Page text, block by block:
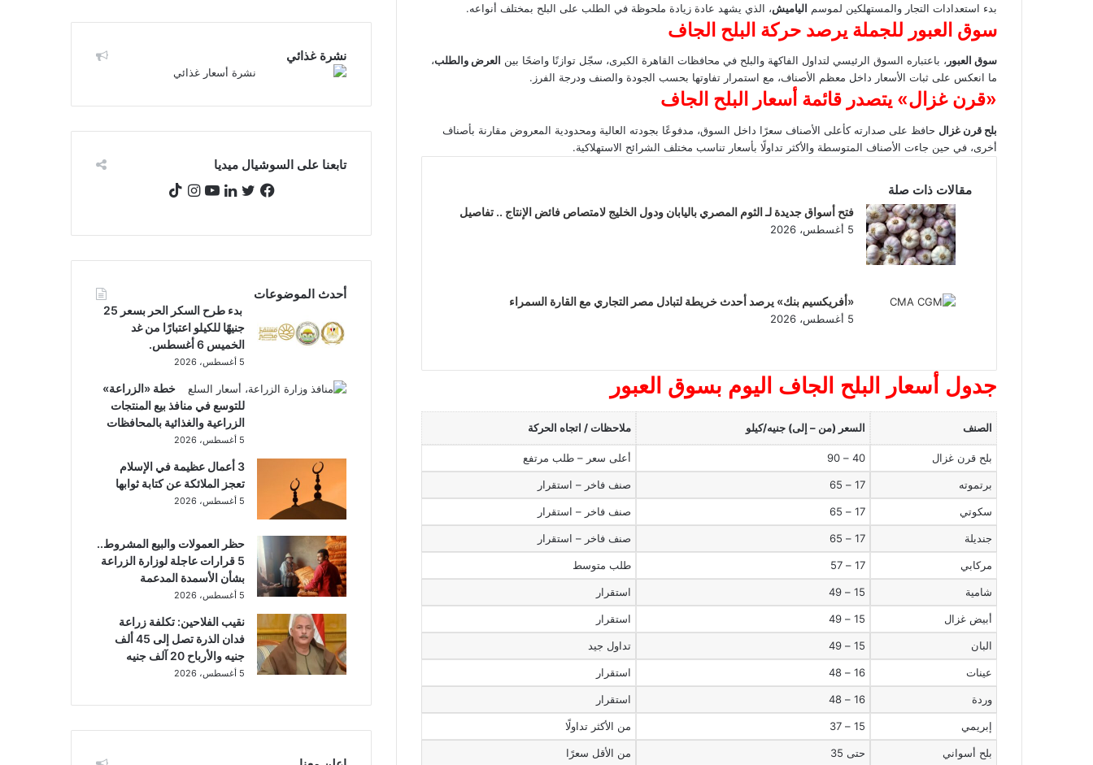
بدء استعدادات التجار والمستهلكين لموسم الياميش، الذي يشهد عادة زيادة ملحوظة في الطلب على البلح بمختلف أنواعه.
سوق العبور للجملة يرصد حركة البلح الجاف
سوق العبور ، باعتباره السوق الرئيسي لتداول الفاكهة والبلح في محافظات القاهرة الكبرى، سجّل توازنًا واضحًا بين العرض والطلب،
ما انعكس على ثبات الأسعار داخل معظم الأصناف، مع استمرار تفاوتها بحسب الجودة والصنف ودرجة الفرز.
«قرن غزال» يتصدر قائمة أسعار البلح الجاف
بلح قرن غزال حافظ على صدارته كأعلى الأصناف سعرًا داخل السوق، مدفوعًا بجودته العالية ومحدودية المعروض مقارنة بأصناف
أخرى، في حين جاءت الأصناف المتوسطة والأكثر تداولًا بأسعار تناسب مختلف الشرائح الاستهلاكية.
مقالات ذات صلة
فتح أسواق جديدة لـ الثوم المصري باليابان ودول الخليج لامتصاص فائض الإنتاج .. تفاصيل
5 أغسطس، 2026
«أفريكسيم بنك» يرصد أحدث خريطة لتبادل مصر التجاري مع القارة السمراء
5 أغسطس، 2026
جدول أسعار البلح الجاف اليوم بسوق العبور
الصنف السعر (من – إلى) جنيه/كيلو ملاحظات / اتجاه الحركة
بلح قرن غزال 40 – 90 أعلى سعر – طلب مرتفع
برتموته 17 – 65 صنف فاخر – استقرار
سكوتي 17 – 65 صنف فاخر – استقرار
جنديلة 17 – 65 صنف فاخر – استقرار
مركابي 17 – 57 طلب متوسط
شامية 15 – 49 استقرار
أبيض غزال 15 – 49 استقرار
البان 15 – 49 تداول جيد
عينات 16 – 48 استقرار
وردة 16 – 48 استقرار
إبريمي 15 – 37 من الأكثر تداولًا
بلح أسواني حتى 35 من الأقل سعرًا
نشرة غذائي
تابعنا على السوشيال ميديا
فيسبوك
تويترلينكدإنيوتيوبانستقرام
أحدث الموضوعات
بدء طرح السكر الحر بسعر 25
جنيهًا للكيلو اعتبارًا من غد
الخميس 6 أغسطس.
5 أغسطس، 2026
خطة «الزراعة»
للتوسع في منافذ بيع المنتجات
الزراعية والغذائية بالمحافظات
5 أغسطس، 2026
3 أعمال عظيمة في الإسلام
تعجز الملائكة عن كتابة ثوابها
5 أغسطس، 2026
حظر العمولات والبيع المشروط..
5 قرارات عاجلة لوزارة الزراعة
بشأن الأسمدة المدعمة
5 أغسطس، 2026
نقيب الفلاحين: تكلفة زراعة
فدان الذرة تصل إلى 45 ألف
جنيه والأرباح 20 آلف جنيه
5 أغسطس، 2026